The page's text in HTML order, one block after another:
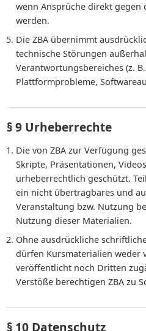
wenn Ansprüche direkt gegen
werden.
Die ZBA übernimmt
technische Störungen
Verantwortungsbereiches (z.
Plattformprobleme,
§ 9 Urheberrechte
Die von ZBA zur Verfügung
Skripte, Präsentationen,
urheberrechtlich geschützt.
ein nicht übertragbares und
Veranstaltung bzw. Nutzung
Nutzung dieser Materialien.
Ohne ausdrückliche
dürfen Kursmaterialien weder
veröffentlicht noch Dritten
Verstöße berechtigen ZBA zu
§ 10 Datenschutz